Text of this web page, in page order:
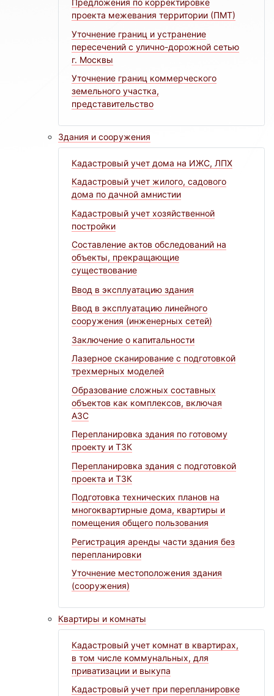
Предложения по корректировке
проекта межевания территории (ПМТ)
Уточнение границ и устранение
пересечений с улично-дорожной сетью
г. Москвы
Уточнение границ коммерческого
земельного участка,
представительство
Здания и сооружения
Кадастровый учет дома на ИЖС, ЛПХ
Кадастровый учет жилого, садового
дома по дачной амнистии
Кадастровый учет хозяйственной
постройки
Составление актов обследований на
объекты, прекращающие
существование
Ввод в эксплуатацию здания
Ввод в эксплуатацию линейного
сооружения (инженерных сетей)
Заключение о капитальности
Лазерное сканирование с подготовкой
трехмерных моделей
Образование сложных составных
объектов как комплексов, включая
АЗС
Перепланировка здания по готовому
проекту и ТЗК
Перепланировка здания с подготовкой
проекта и ТЗК
Подготовка технических планов на
многоквартирные дома, квартиры и
помещения общего пользования
Регистрация аренды части здания без
перепланировки
Уточнение местоположения здания
(сооружения)
Квартиры и комнаты
Кадастровый учет комнат в квартирах,
в том числе коммунальных, для
приватизации и выкупа
Кадастровый учет при перепланировке